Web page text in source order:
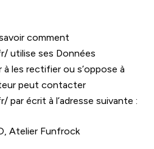
utilise ses Données
à les rectifier ou s’oppose à
leur traitement, l’Utilisateur peut contacter
par écrit à l’adresse suivante :
Atelier Funfrock